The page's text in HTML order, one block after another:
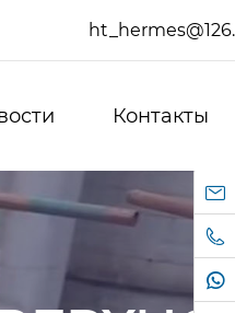
Контакты